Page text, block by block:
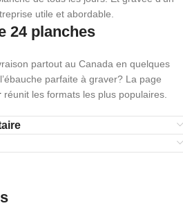
utile et abordable.
24 planches
partout au Canada en quelques
parfaite à graver? La page
réunit les formats les plus populaires.